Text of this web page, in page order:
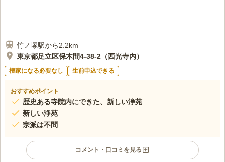
竹ノ塚駅から2.2km
東京都足立区保木間4-38-2（西光寺内）
檀家になる必要なし 生前申込できる
おすすめポイント
歴史ある寺院内にできた、新しい浄苑
新しい浄苑
宗派は不問
コメント・口コミを見る